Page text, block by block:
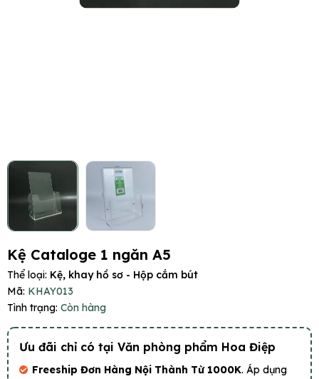
Kệ Cataloge 1 ngăn A5
Thể loại: Kệ, khay hồ sơ - Hộp cắm bút
Mã: KHAY013
Tình trạng: Còn hàng
Ưu đãi chỉ có tại Văn phòng phẩm Hoa Điệp
Freeship Đơn Hàng Nội Thành Từ 1000K. Áp dụng